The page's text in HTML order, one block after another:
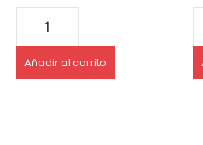
Añadir al carrito